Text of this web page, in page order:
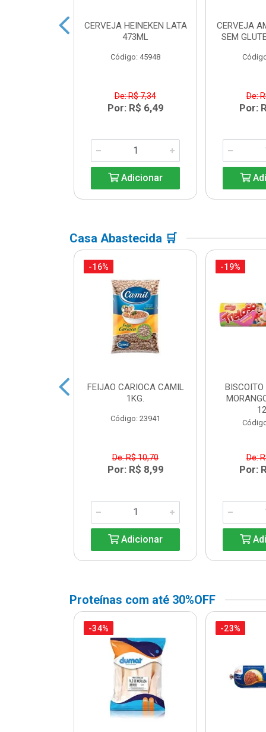
CERVEJA HEINEKEN LATA
473ML
Código: 45948
De: R$ 7,34
Por: R$ 6,49
Adicionar
CERVEJA
SEM
De:
Por:
Casa Abastecida 🛒
-16%
FEIJAO CARIOCA CAMIL
1KG.
Código: 23941
De: R$ 10,70
Por: R$ 8,99
Adicionar
-19%
BISCOITO
De:
Por:
Proteínas com até 30%OFF
-34% -23%